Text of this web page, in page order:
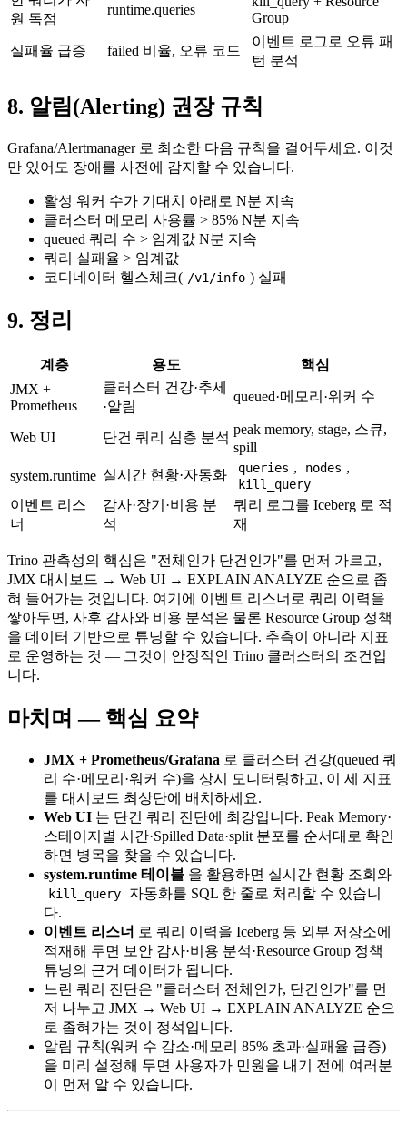
원 독점
runtime.queries
Group
실패율 급증 failed 비율, 오류 코드
이벤트 로그로 오류 패
턴 분석
8. 알림(Alerting) 권장 규칙
Grafana/Alertmanager 로 최소한 다음 규칙을 걸어두세요. 이것
만 있어도 장애를 사전에 감지할 수 있습니다.
활성 워커 수가 기대치 아래로 N분 지속
클러스터 메모리 사용률 > 85% N분 지속
queued 쿼리 수 > 임계값 N분 지속
쿼리 실패율 > 임계값
코디네이터 헬스체크( /v1/info ) 실패
9. 정리
계층 용도
핵심
JMX +
Prometheus
클러스터 건강·추세
·알림
queued·메모리·워커 수
Web UI 단건 쿼리 심층 분석
peak memory, stage, 스큐,
spill
system.runtime 실시간 현황·자동화 queries , nodes ,
kill_query
이벤트 리스
너
감사·장기·비용 분
석
쿼리 로그를 Iceberg 로 적
재
Trino 관측성의 핵심은 "전체인가 단건인가"를 먼저 가르고,
JMX 대시보드 → Web UI → EXPLAIN ANALYZE 순으로 좁
혀 들어가는 것입니다. 여기에 이벤트 리스너로 쿼리 이력을
쌓아두면, 사후 감사와 비용 분석은 물론 Resource Group 정책
을 데이터 기반으로 튜닝할 수 있습니다. 추측이 아니라 지표
로 운영하는 것 — 그것이 안정적인 Trino 클러스터의 조건입
니다.
마치며 — 핵심 요약
JMX + Prometheus/Grafana 로 클러스터 건강(queued 쿼
리 수·메모리·워커 수)을 상시 모니터링하고, 이 세 지표
를 대시보드 최상단에 배치하세요.
Web UI 는 단건 쿼리 진단에 최강입니다. Peak Memory·
스테이지별 시간·Spilled Data·split 분포를 순서대로 확인
하면 병목을 찾을 수 있습니다.
system.runtime 테이블 을 활용하면 실시간 현황 조회와
kill_query
자동화를 SQL 한 줄로 처리할 수 있습니
다.
이벤트 리스너 로 쿼리 이력을 Iceberg 등 외부 저장소에
적재해 두면 보안 감사·비용 분석·Resource Group 정책
튜닝의 근거 데이터가 됩니다.
느린 쿼리 진단은 "클러스터 전체인가, 단건인가"를 먼
저 나누고 JMX → Web UI → EXPLAIN ANALYZE 순으
로 좁혀가는 것이 정석입니다.
알림 규칙(워커 수 감소·메모리 85% 초과·실패율 급증)
을 미리 설정해 두면 사용자가 민원을 내기 전에 여러분
이 먼저 알 수 있습니다.